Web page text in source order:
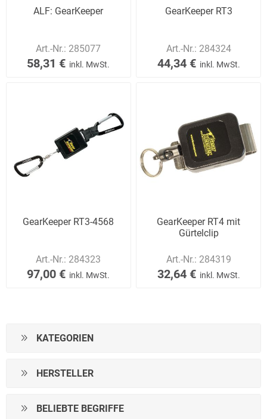
ALF: GearKeeper
Art.-Nr.: 285077
58,31 € inkl. MwSt.
GearKeeper RT3
Art.-Nr.: 284324
44,34 € inkl. MwSt.
GearKeeper RT3-4568
Art.-Nr.: 284323
97,00 € inkl. MwSt.
GearKeeper RT4 mit
Gürtelclip
Art.-Nr.: 284319
32,64 € inkl. MwSt.
KATEGORIEN
HERSTELLER
BELIEBTE BEGRIFFE